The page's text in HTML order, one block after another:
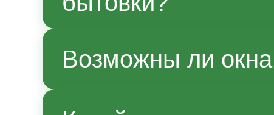
Да, по согласованию с
производства. Точные
Возможны ли
Да, возможно.